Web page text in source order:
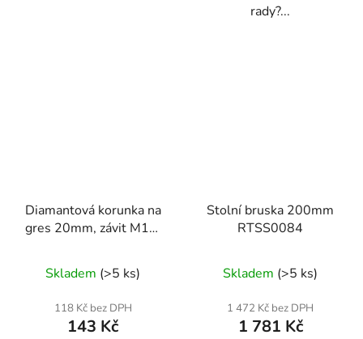
rady?...
Diamantová korunka na
gres 20mm, závit M14,
Skladem (>5 ks)
118 Kč bez DPH
143 Kč
Stolní bruska 200mm
RTSS0084
Skladem (>5 ks)
1 472 Kč bez DPH
1 781 Kč